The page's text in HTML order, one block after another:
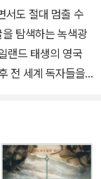
서도 절대 멈출 수
탐색하는 녹색광
랜드 태생의 영국
전 세계 독자들을
사랑이라는 파격
었다. 루이 말 감독
재검열을 거친 후